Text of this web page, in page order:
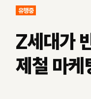
유행중
Z세대가
제철 마케